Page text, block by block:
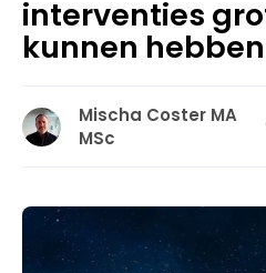
interventies
kunnen hebben
Mischa Coster MA
MSc